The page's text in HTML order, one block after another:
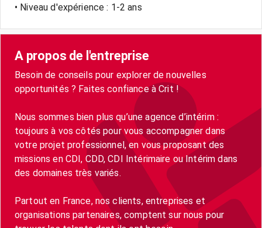
• Niveau d'expérience : 1-2 ans
A propos de l'entreprise
Besoin de conseils pour explorer de nouvelles
opportunités ? Faites confiance à Crit !
Nous sommes bien plus qu’une agence d’intérim :
toujours à vos côtés pour vous accompagner dans
votre projet professionnel, en vous proposant des
missions en CDI, CDD, CDI Intérimaire ou Intérim dans
des domaines très variés.
Partout en France, nos clients, entreprises et
organisations partenaires, comptent sur nous pour